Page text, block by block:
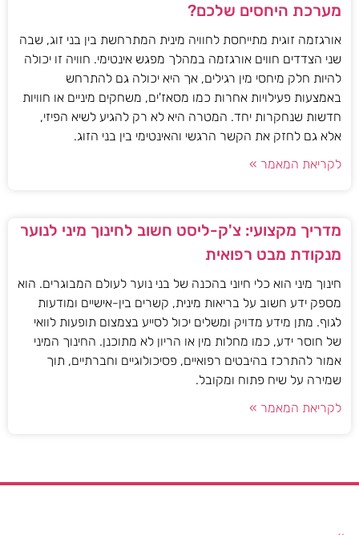
מערכת היחסים שלכם?
אורגזמה זוגית מתייחסת לחוויה מינית המתרחשת בין בני זוג, שבה
שני הצדדים חווים אורגזמה במהלך מפגש אינטימי. חוויה זו יכולה
להיות חלק מיחסי מין רגילים, אך היא יכולה גם להתרחש
באמצעות פעילויות אחרות כמו מסאז'ים, משחקים מיניים או חוויות
חדשות שנחקרות יחד. המטרה היא לא רק להגיע לשיא הפיזי,
אלא גם לחזק את הקשר הרגשי והאינטימי בין בני הזוג.
לקריאת המאמר »
מדריך מקצועי: צ'ק-ליסט חשוב לחינוך מיני לנוער
מנקודת מבט רפואית
חינוך מיני הוא כלי חיוני בהכנה של בני נוער לעולם המבוגרים. הוא
מספק ידע חשוב על בריאות מינית, קשרים בין-אישיים ומודעות
לגוף. מתן מידע מדויק ומשלים יכול לסייע בצמצום תופעות לוואי
של חוסר ידע, כמו מחלות מין או הריון לא מתוכנן. החינוך המיני
אמור להתרכז בהיבטים רפואיים, פסיכולוגיים וחברתיים, תוך
שמירה על שיח פתוח ומקובל.
לקריאת המאמר »